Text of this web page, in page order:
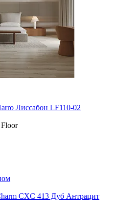
Лиссабон LF110-02